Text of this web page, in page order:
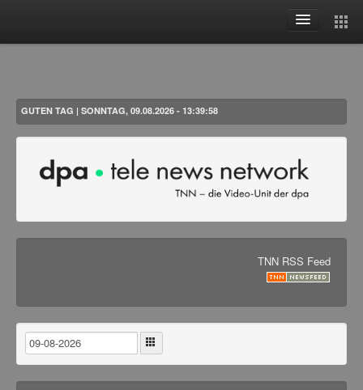
Woche
Alle
Benutzer
Registrieren
GUTEN TAG | SONNTAG, 09.08.2026 - 13:39:58
TNN RSS Feed